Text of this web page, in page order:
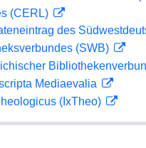
(CERL)
des
(SWB)
Mediaevalia
(IxTheo)